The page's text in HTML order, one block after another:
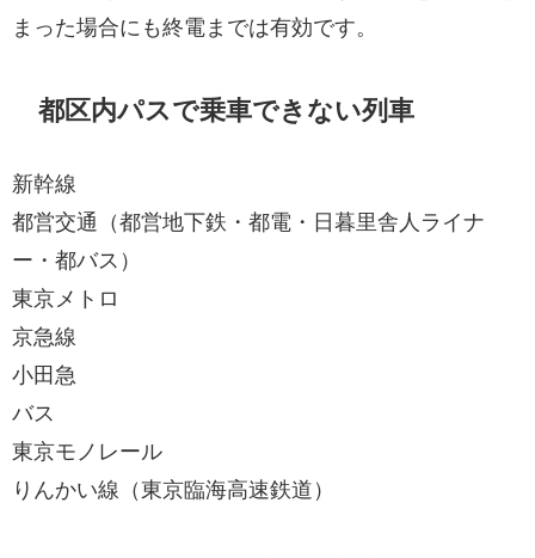
まった場合にも終電までは有効です。
都区内パスで乗車できない列車
新幹線
都営交通（都営地下鉄・都電・日暮里舎人ライナ
ー・都バス）
東京メトロ
京急線
小田急
バス
東京モノレール
りんかい線（東京臨海高速鉄道）